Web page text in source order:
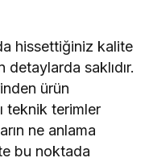
hissettiğiniz kalite
saklıdır.
ürün
teknik terimler
ne anlama
bu noktada